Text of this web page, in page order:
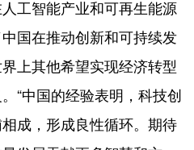
智能产业和可再生能源
国在推动创新和可持续发
上其他希望实现经济转型
“中国的经验表明，科技创
成，形成良性循环。期待